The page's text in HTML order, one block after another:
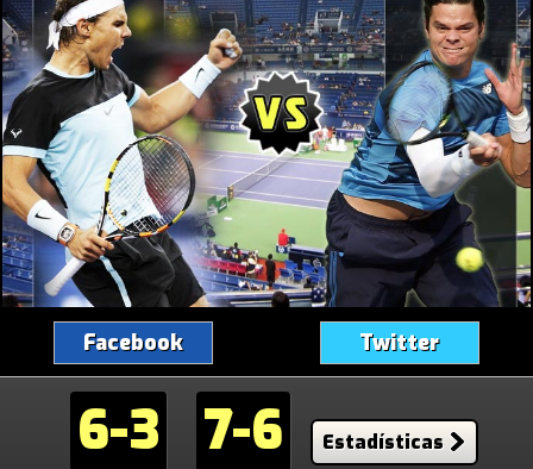
Facebook Twitter
6-3 7-6 Estadísticas